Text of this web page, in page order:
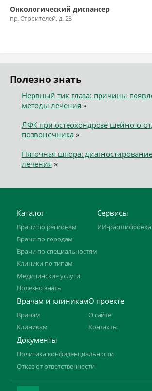
Онкологический диспансер
пр. Строителей, д. 23
Полезно знать
Нервный тик глаза: причины
методы лечения »
ЛФК при остеохондрозе шейного
позвоночника»
Пяточная шпора:
лечения »
Каталог
Врачи по регионам
Врачи по городам
Врачи по специальностям
Клиники по типам
Медицинские услуги
Полезно знать
Сервисы
ИИ-расшифровка
Врачам и клиникам
Врачам
Клиникам
О проекте
О сайте
Контакты
Документы
Политика конфиденциальности
Отказ от ответственности